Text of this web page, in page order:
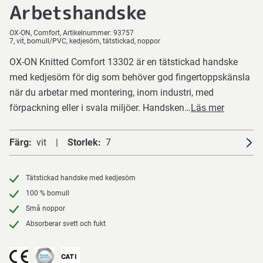
Arbetshandske
OX-ON Comfort Artikelnummer: 93757
7, vit, bomull/PVC, kedjesöm, tätstickad, noppor
OX-ON Knitted Comfort 13302 är en tätstickad handske
med kedjesöm för dig som behöver god fingertoppskänsla
när du arbetar med montering, inom industri, med
förpackning eller i svala miljöer. Handsken…Läs mer
Färg vit Storlek 7
Tätstickad handske med kedjesöm
100 % bomull
Små noppor
Absorberar svett och fukt